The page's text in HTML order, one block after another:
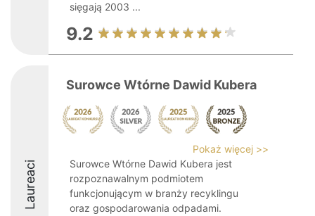
sięgają 2003 ...
9.2
Laureaci
Surowce Wtórne Dawid Kubera
Pokaż więcej >>
Surowce Wtórne Dawid Kubera jest
rozpoznawalnym podmiotem
funkcjonującym w branży recyklingu
oraz gospodarowania odpadami.